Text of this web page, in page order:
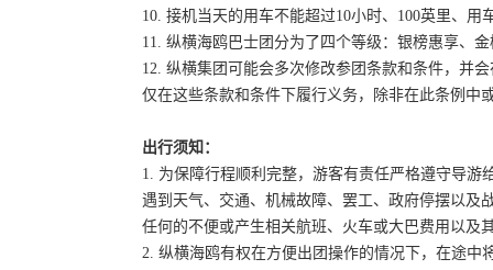
10. 接机当天的用车不能超过10小时、100英里、用
11. 纵横海鸥巴士团分为了四个等级：银榜惠享、
12. 纵横集团可能会多次修改参团条款和条件，并
仅在这些条款和条件下履行义务，除非在此条例中
出行须知：
1. 为保障行程顺利完整，游客有责任严格遵守导
遇到天气、交通、机械故障、罢工、政府停摆以及
任何的不便或产生相关航班、火车或大巴费用以及
2. 纵横海鸥有权在方便出团操作的情况下，在途